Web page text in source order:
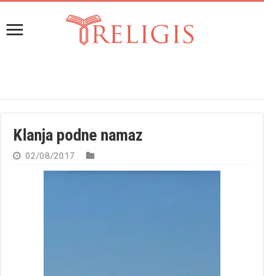
Klanja podne namaz
02/08/2017